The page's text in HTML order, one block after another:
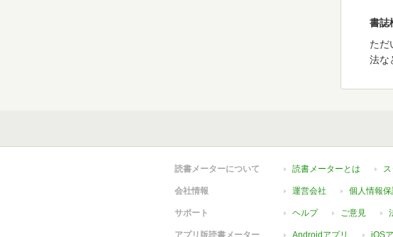
書誌
ただ
法な
読書メーターについて 読書メーターとは
会社情報 運営会社 個人情報
サポート ヘルプ ご意見
アプリ版読書メーター Androidアプリ iOS